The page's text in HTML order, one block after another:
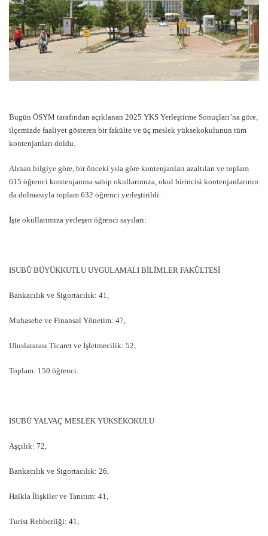
Bugün ÖSYM tarafından açıklanan 2025 YKS Yerleştirme Sonuçları’na göre,
ilçemizde faaliyet gösteren bir fakülte ve üç meslek yüksekokulunun tüm
kontenjanları doldu.
Alınan bilgiye göre, bir önceki yıla göre kontenjanları azaltılan ve toplam
615 öğrenci kontenjanına sahip okullarımıza, okul birincisi kontenjanlarının
da dolmasıyla toplam 632 öğrenci yerleştirildi.
İşte okullarımıza yerleşen öğrenci sayıları:
ISUBÜ BÜYÜKKUTLU UYGULAMALI BİLİMLER FAKÜLTESİ
Bankacılık ve Sigortacılık: 41,
Muhasebe ve Finansal Yönetim: 47,
Uluslararası Ticaret ve İşletmecilik: 52,
Toplam: 150 öğrenci.
ISUBÜ YALVAÇ MESLEK YÜKSEKOKULU
Aşçılık: 72,
Bankacılık ve Sigortacılık: 26,
Halkla İlişkiler ve Tanıtım: 41,
Turist Rehberliği: 41,